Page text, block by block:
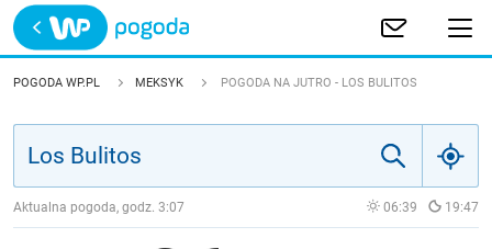
Trwa ładowanie
POLSKA
POGODA WP.PL MEKSYK POGODA NA JUTRO - LOS BULITOS
Aktualna pogoda, godz. 3:07 06:39 19:47